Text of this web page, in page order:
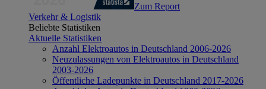
Zum Report
Verkehr & Logistik
Beliebte Statistiken
Aktuelle Statistiken
Anzahl Elektroautos in Deutschland 2006-2026
Neuzulassungen von Elektroautos in Deutschland
2003-2026
Öffentliche Ladepunkte in Deutschland 2017-2026